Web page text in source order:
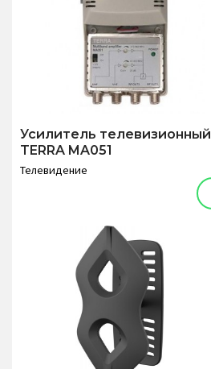
Усилитель телевизионный
TERRA MA051
Телевидение